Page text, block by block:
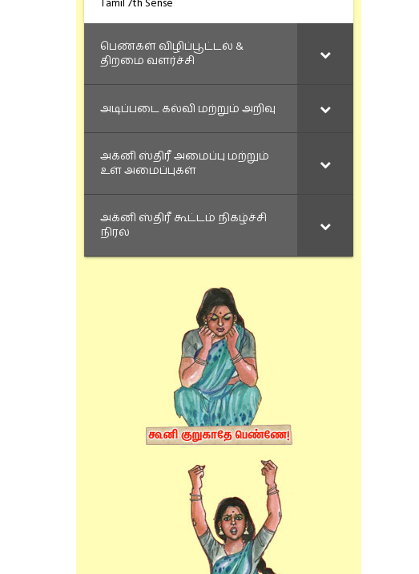
Tamil 7th Sense
பெண்கள் விழிப்பூட்டல் &
திறமை வளர்ச்சி
அடிப்படை கல்வி மற்றும் அறிவு
அக்னி ஸ்திரீ அமைப்பு மற்றும்
உள் அமைப்புகள்
அக்னி ஸ்திரீ கூட்டம் நிகழ்ச்சி
நிரல்